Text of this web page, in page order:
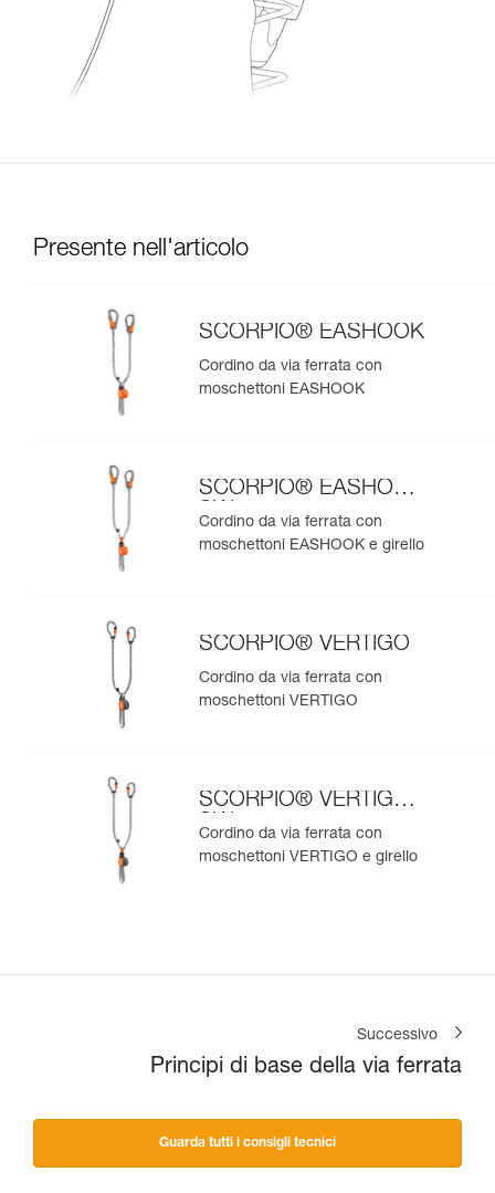
Presente nell'articolo
SCORPIO® EASHOOK
Cordino da via ferrata con
moschettoni EASHOOK
SCORPIO® EASHOOK
SW
Cordino da via ferrata con
moschettoni EASHOOK e girello
SCORPIO® VERTIGO
Cordino da via ferrata con
moschettoni VERTIGO
SCORPIO® VERTIGO
SW
Cordino da via ferrata con
moschettoni VERTIGO e girello
Successivo
Principi di base della via ferrata
Guarda tutti i consigli tecnici